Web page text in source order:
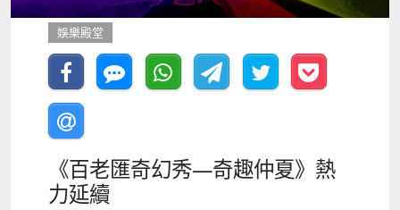
娛樂殿堂
《百老匯奇幻秀—奇趣仲夏》熱
力延續